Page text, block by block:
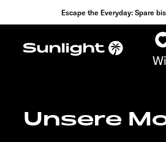
Escape the Everyday: Spare
Modelle
Unsere